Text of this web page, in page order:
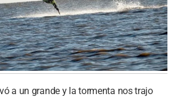
a un grande y la tormenta nos trajo